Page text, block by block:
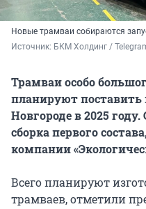
Новые трамваи собираются
Источник: БКМ Холдинг /
Трамваи особо
планируют
Новгороде в 2025
сборка первого
компании
Всего планируют
трамваев, отметили